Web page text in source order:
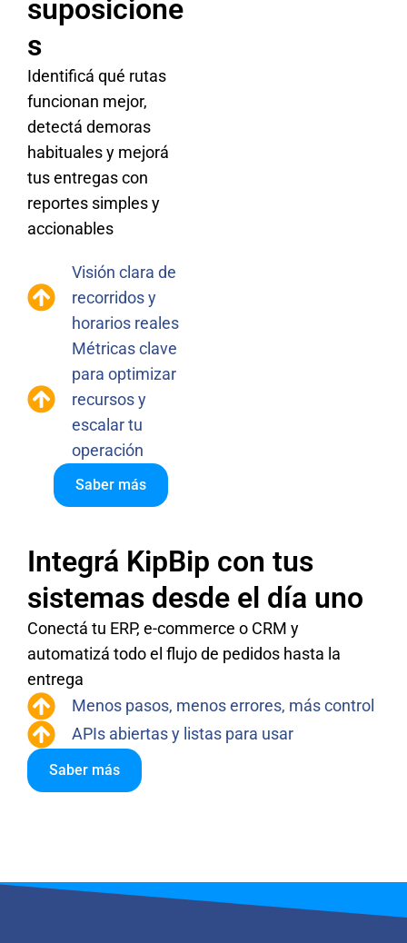
suposicione
s
Identificá qué rutas
funcionan mejor,
detectá demoras
habituales y mejorá
tus entregas con
reportes simples y
accionables
Visión clara de
recorridos y
horarios reales
Métricas clave
para optimizar
recursos y
escalar tu
operación
Saber más
Integrá KipBip con tus
sistemas desde el día uno
Conectá tu ERP, e-commerce o CRM y
automatizá todo el flujo de pedidos hasta la
entrega
Menos pasos, menos errores, más control
APIs abiertas y listas para usar
Saber más